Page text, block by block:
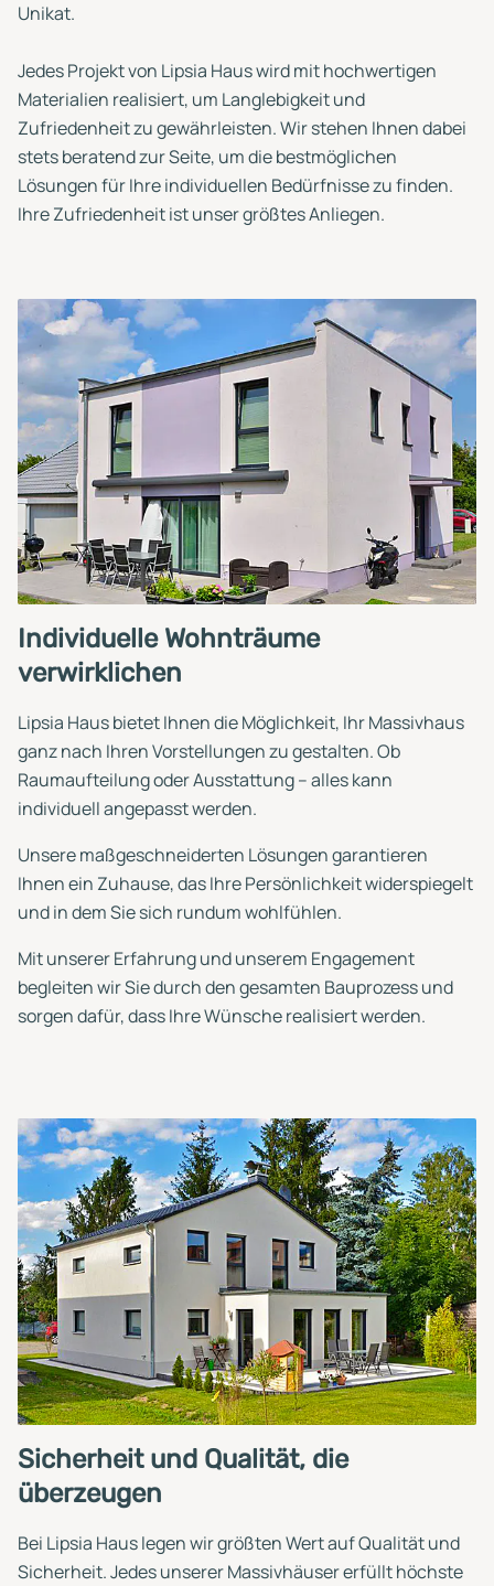
Unikat.
Jedes Projekt von Lipsia Haus wird mit hochwertigen
Materialien realisiert, um Langlebigkeit und
Zufriedenheit zu gewährleisten. Wir stehen Ihnen dabei
stets beratend zur Seite, um die bestmöglichen
Lösungen für Ihre individuellen Bedürfnisse zu finden.
Ihre Zufriedenheit ist unser größtes Anliegen.
Individuelle Wohnträume
verwirklichen
Lipsia Haus bietet Ihnen die Möglichkeit, Ihr Massivhaus
ganz nach Ihren Vorstellungen zu gestalten. Ob
Raumaufteilung oder Ausstattung – alles kann
individuell angepasst werden.
Unsere maßgeschneiderten Lösungen garantieren
Ihnen ein Zuhause, das Ihre Persönlichkeit widerspiegelt
und in dem Sie sich rundum wohlfühlen.
Mit unserer Erfahrung und unserem Engagement
begleiten wir Sie durch den gesamten Bauprozess und
sorgen dafür, dass Ihre Wünsche realisiert werden.
Sicherheit und Qualität, die
überzeugen
Bei Lipsia Haus legen wir größten Wert auf Qualität und
Sicherheit. Jedes unserer Massivhäuser erfüllt höchste